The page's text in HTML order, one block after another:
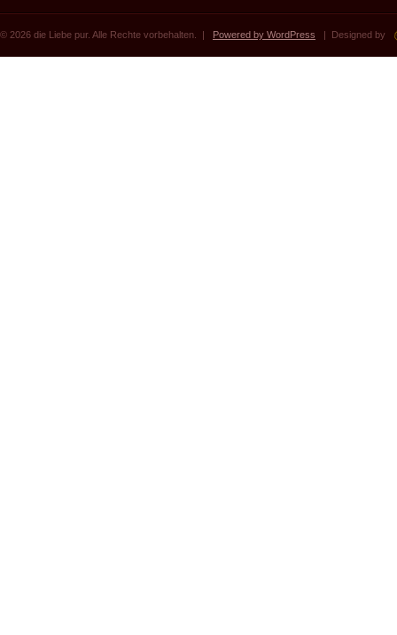
© 2026 die Liebe pur. Alle Rechte vorbehalten. | Powered by WordPress | Designed by